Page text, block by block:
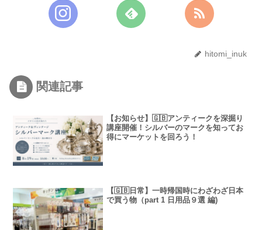
hitomi_inuk
関連記事
【お知らせ】🇬🇧アンティークを深掘り
講座開催！シルバーのマークを知ってお
得にマーケットを回ろう！
【🇬🇧日常】一時帰国時にわざわざ日本
で買う物（part 1 日用品９選 編)